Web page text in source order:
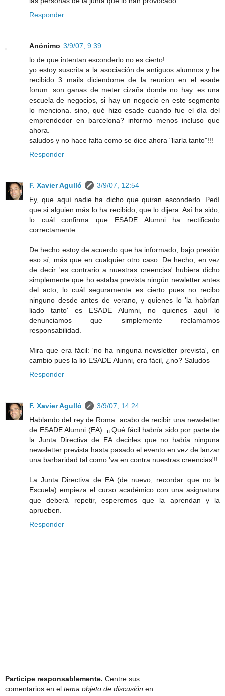
Responder
Anónimo 3/9/07, 9:39
lo de que intentan esconderlo no es cierto!
yo estoy suscrita a la asociación de antiguos alumnos y he
recibido 3 mails diciendome de la reunion en el esade
forum. son ganas de meter cizaña donde no hay. es una
escuela de negocios, si hay un negocio en este segmento
lo menciona. sino, qué hizo esade cuando fue el día del
emprendedor en barcelona? informó menos incluso que
ahora.
saludos y no hace falta como se dice ahora "liarla tanto"!!!
Responder
F. Xavier Agulló
3/9/07, 12:54
Ey, que aquí nadie ha dicho que quiran esconderlo. Pedí
que si alguien más lo ha recibido, que lo dijera. Así ha sido,
lo cuál confirma que ESADE Alumni ha rectificado
correctamente.
De hecho estoy de acuerdo que ha informado, bajo presión
eso sí, más que en cualquier otro caso. De hecho, en vez
de decir 'es contrario a nuestras creencias' hubiera dicho
simplemente que ho estaba prevista ningún newletter antes
del acto, lo cuál seguramente es cierto pues no recibo
ninguno desde antes de verano, y quienes lo 'la habrían
liado tanto' es ESADE Alumni, no quienes aquí lo
denunciamos que simplemente reclamamos
responsabilidad.
Mira que era fácil: 'no ha ninguna newsletter prevista', en
cambio pues la lió ESADE Alunni, era fácil, ¿no? Saludos
Responder
F. Xavier Agulló
3/9/07, 14:24
Hablando del rey de Roma: acabo de recibir una newsletter
de ESADE Alumni (EA). ¡¡Qué fácil habría sido por parte de
la Junta Directiva de EA decirles que no había ninguna
newsletter prevista hasta pasado el evento en vez de lanzar
una barbaridad tal como 'va en contra nuestras creencias'!!
La Junta Directiva de EA (de nuevo, recordar que no la
Escuela) empieza el curso académico con una asignatura
que deberá repetir, esperemos que la aprendan y la
aprueben.
Responder
Participe responsablemente. Centre sus
comentarios en el tema objeto de discusión en